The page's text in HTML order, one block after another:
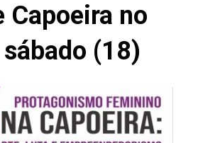
Capoeira no
(18)